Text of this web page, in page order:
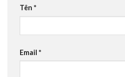
Tên *
Email *